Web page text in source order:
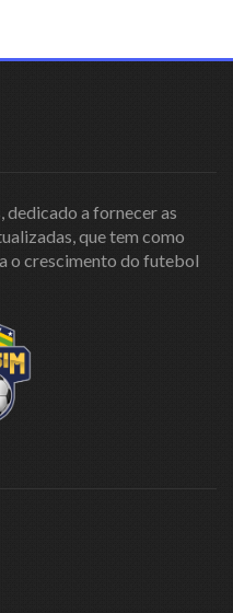
dedicado a fornecer as
que tem como
o crescimento do futebol